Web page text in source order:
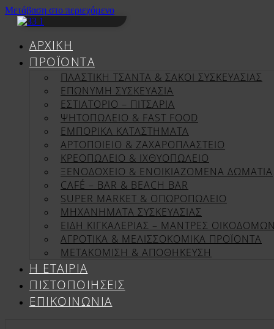
Μετάβαση στο περιεχόμενο
ΑΡΧΙΚΉ
ΠΡΟΪΌΝΤΑ
ΠΛΑΣΤΙΚΗ ΤΣΑΝΤΑ & ΣΑΚΟΙ ΣΥΣΚΕΥΑΣΙΑΣ
ΕΠΏΝΥΜΗ ΣΥΣΚΕΥΑΣΊΑ
ΕΣΤΙΑΤΟΡΙΟ – ΠΙΤΣΑΡΙΑ
ΨΗΤΟΠΩΛΕΙΟ & FAST FOOD
ΕΜΠΟΡΙΚΑ ΚΑΤΑΣΤΗΜΑΤΑ
ΑΡΤΟΠΟΙΕΙΟ & ΖΑΧΑΡΟΠΛΑΣΤΕΙΟ
ΚΡΕΟΠΩΛΕΙΟ & ΙΧΘΥΟΠΩΛΕΙΟ
ΞΕΝΟΔΟΧΕΙΟ & ΕΝΟΙΚΙΑΖΟΜΕΝΑ ΔΩΜΑΤΙΑ
CAFÉ – BAR & BEACH BAR
SUPER MARKET & ΟΠΩΡΟΠΩΛΕΙΟ
ΜΗΧΑΝΗΜΑΤΑ ΣΥΣΚΕΥΑΣΙΑΣ
ΕΙΔΗ ΚΙΓΚΑΛΕΡΙΑΣ – ΜΑΝΤΡΕΣ
ΑΓΡΟΤΙΚΑ & ΜΕΛΙΣΣΟΚΟΜΙΚΑ ΠΡΟΪΟΝΤΑ
ΜΕΤΑΚΟΜΙΣΗ & ΑΠΟΘΗΚΕΥΣΗ
Η ΕΤΑΙΡΊΑ
ΠΙΣΤΟΠΟΙΉΣΕΙΣ
ΕΠΙΚΟΙΝΩΝΊΑ